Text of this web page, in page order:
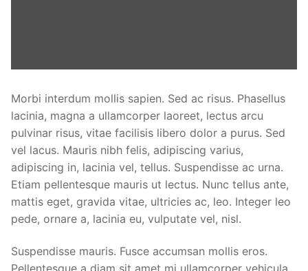
Morbi interdum mollis sapien. Sed ac risus. Phasellus
lacinia, magna a ullamcorper laoreet, lectus arcu
pulvinar risus, vitae facilisis libero dolor a purus. Sed
vel lacus. Mauris nibh felis, adipiscing varius,
adipiscing in, lacinia vel, tellus. Suspendisse ac urna.
Etiam pellentesque mauris ut lectus. Nunc tellus ante,
mattis eget, gravida vitae, ultricies ac, leo. Integer leo
pede, ornare a, lacinia eu, vulputate vel, nisl.
Suspendisse mauris. Fusce accumsan mollis eros.